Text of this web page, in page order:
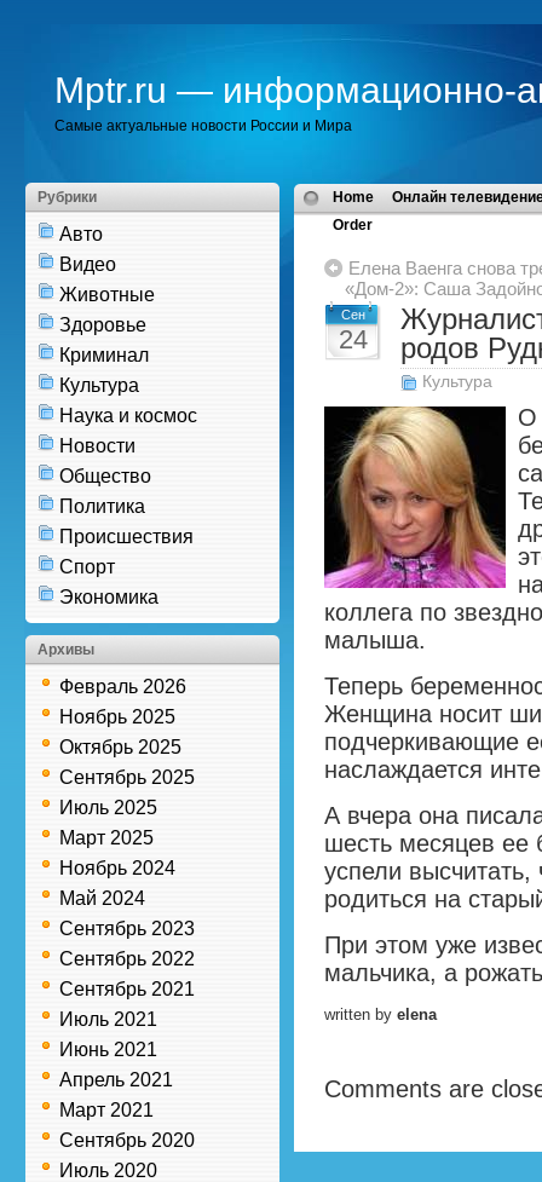
Mptr.ru — информационно-
Самые актуальные новости России и Мира
Рубрики
Авто
Видео
Животные
Здоровье
Криминал
Культура
Наука и космос
Новости
Общество
Политика
Происшествия
Спорт
Экономика
Архивы
Февраль 2026
Ноябрь 2025
Октябрь 2025
Сентябрь 2025
Июль 2025
Март 2025
Ноябрь 2024
Май 2024
Сентябрь 2023
Сентябрь 2022
Сентябрь 2021
Июль 2021
Июнь 2021
Апрель 2021
Март 2021
Сентябрь 2020
Июль 2020
Home
Онлайн
Order
Елена Ваенга снова
«Дом-2»: Саша
Сен
24
родов
Культура
О
коллега по
малыша.
Теперь
Женщина носит
подчеркивающие
наслаждается
А вчера она
шесть месяцев
успели
родиться на
При этом уже
мальчика, а
written by elena
Comments are